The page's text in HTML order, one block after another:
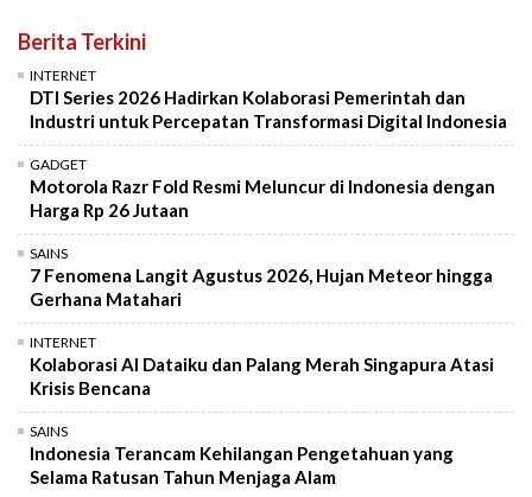
Berita Terkini
INTERNET
DTI Series 2026 Hadirkan Kolaborasi Pemerintah dan
Industri untuk Percepatan Transformasi Digital Indonesia
GADGET
Motorola Razr Fold Resmi Meluncur di Indonesia dengan
Harga Rp 26 Jutaan
SAINS
7 Fenomena Langit Agustus 2026, Hujan Meteor hingga
Gerhana Matahari
INTERNET
Kolaborasi AI Dataiku dan Palang Merah Singapura Atasi
Krisis Bencana
SAINS
Indonesia Terancam Kehilangan Pengetahuan yang
Selama Ratusan Tahun Menjaga Alam